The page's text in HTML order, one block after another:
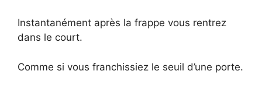
Instantanément après la frappe vous rentrez
dans le court.
Comme si vous franchissiez le seuil d’une porte.